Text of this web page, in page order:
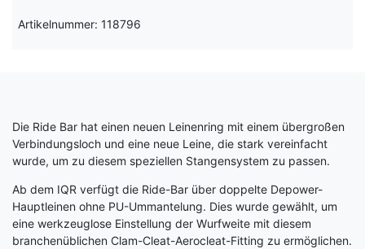
Artikelnummer: 118796
Die Ride Bar hat einen neuen Leinenring mit einem übergroßen
Verbindungsloch und eine neue Leine, die stark vereinfacht
wurde, um zu diesem speziellen Stangensystem zu passen.
Ab dem IQR verfügt die Ride-Bar über doppelte Depower-
Hauptleinen ohne PU-Ummantelung. Dies wurde gewählt, um
eine werkzeuglose Einstellung der Wurfweite mit diesem
branchenüblichen Clam-Cleat-Aerocleat-Fitting zu ermöglichen.